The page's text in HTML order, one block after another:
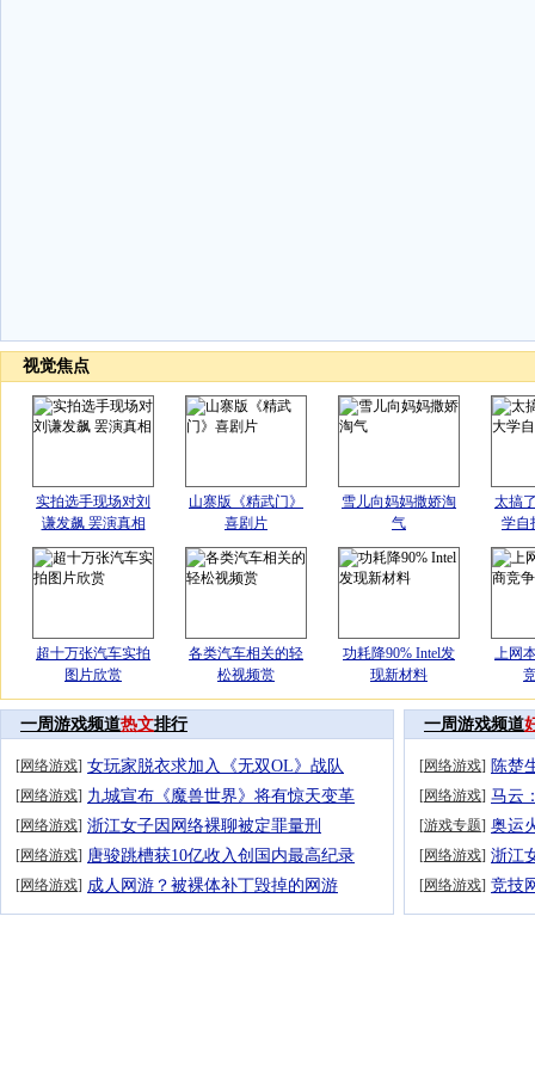
视觉焦点
实拍选手现场对刘
谦发飙 罢演真相
山寨版《精武门》
喜剧片
雪儿向妈妈撒娇淘
气
太搞
学自
超十万张汽车实拍
图片欣赏
各类汽车相关的轻
松视频赏
功耗降90% Intel发
现新材料
上网
一周游戏频道热文排行
[网络游戏]
[网络游戏]
[网络游戏]
[网络游戏]
[网络游戏]
女玩家脱衣求加入《无双OL》战队
九城宣布《魔兽世界》将有惊天变革
浙江女子因网络裸聊被定罪量刑
唐骏跳槽获10亿收入创国内最高纪录
成人网游？被裸体补丁毁掉的网游
一周游戏频道
[网络游戏]
[网络游戏]
[游戏专题]
[网络游戏]
[网络游戏]
陈楚
马云
奥运
浙江
竞技